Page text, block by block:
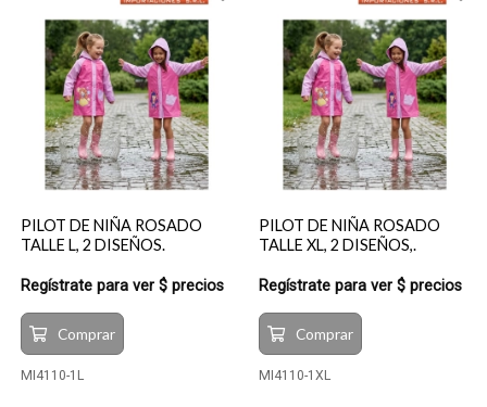
PILOT DE NIÑA ROSADO
TALLE L, 2 DISEÑOS.
Regístrate para ver $ precios
Comprar
MI4110-1L
PILOT DE NIÑA ROSADO
TALLE XL, 2 DISEÑOS,.
Regístrate para ver $ precios
Comprar
MI4110-1XL